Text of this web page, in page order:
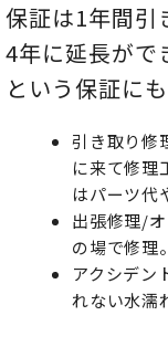
保証は1年間引
4年に延長がで
という保証に
引き取り修
に来て修理
はパーツ代
出張修理/
の場で修理
アクシデン
れない水濡